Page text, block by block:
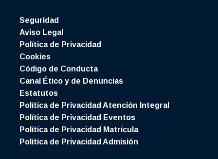
Seguridad
Aviso Legal
Política de Privacidad
Cookies
Código de Conducta
Canal Ético y de Denuncias
Estatutos
Política de Privacidad Atención Integral
Política de Privacidad Eventos
Política de Privacidad Matrícula
Política de Privacidad Admisión